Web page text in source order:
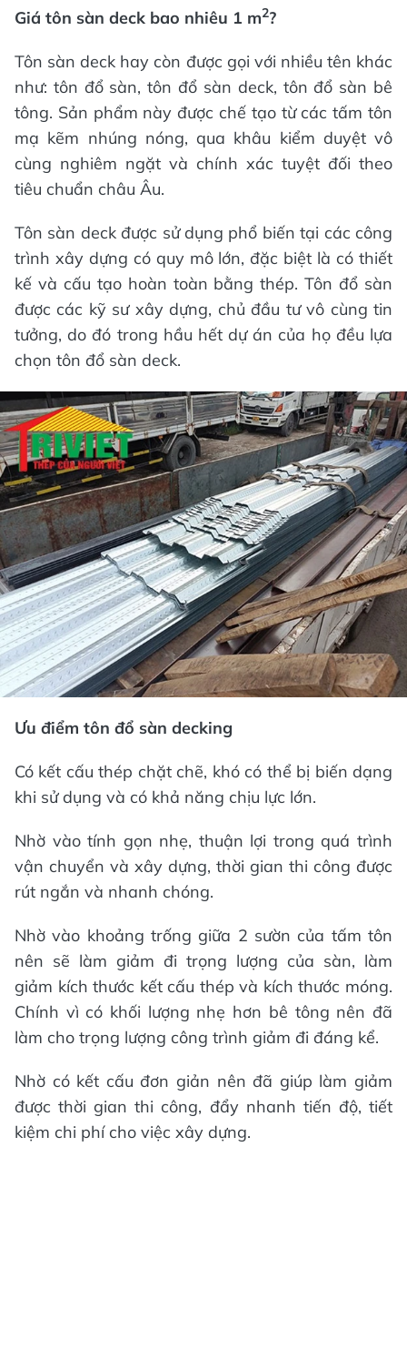
Giá tôn sàn deck bao nhiêu 1 m2?
Tôn sàn deck hay còn được gọi với nhiều tên khác
như: tôn đổ sàn, tôn đổ sàn deck, tôn đổ sàn bê
tông. Sản phẩm này được chế tạo từ các tấm tôn
mạ kẽm nhúng nóng, qua khâu kiểm duyệt vô
cùng nghiêm ngặt và chính xác tuyệt đối theo
tiêu chuẩn châu Âu.
Tôn sàn deck được sử dụng phổ biến tại các công
trình xây dựng có quy mô lớn, đặc biệt là có thiết
kế và cấu tạo hoàn toàn bằng thép. Tôn đổ sàn
được các kỹ sư xây dựng, chủ đầu tư vô cùng tin
tưởng, do đó trong hầu hết dự án của họ đều lựa
chọn tôn đổ sàn deck.
Ưu điểm tôn đổ sàn decking
Có kết cấu thép chặt chẽ, khó có thể bị biến dạng
khi sử dụng và có khả năng chịu lực lớn.
Nhờ vào tính gọn nhẹ, thuận lợi trong quá trình
vận chuyển và xây dựng, thời gian thi công được
rút ngắn và nhanh chóng.
Nhờ vào khoảng trống giữa 2 sườn của tấm tôn
nên sẽ làm giảm đi trọng lượng của sàn, làm
giảm kích thước kết cấu thép và kích thước móng.
Chính vì có khối lượng nhẹ hơn bê tông nên đã
làm cho trọng lượng công trình giảm đi đáng kể.
Nhờ có kết cấu đơn giản nên đã giúp làm giảm
được thời gian thi công, đẩy nhanh tiến độ, tiết
kiệm chi phí cho việc xây dựng.